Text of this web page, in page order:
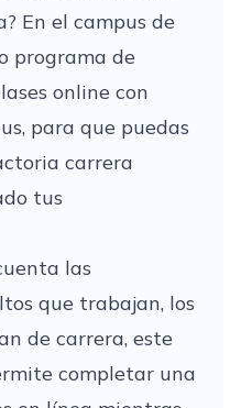
En el campus de
programa de
online con
para que puedas
carrera
tus
las
que trabajan, los
de carrera, este
completar una